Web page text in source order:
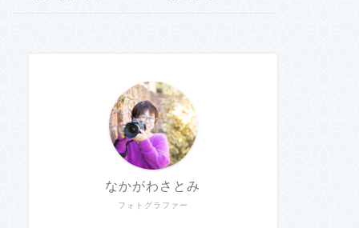
フォトグラファー
なかがわさとみ